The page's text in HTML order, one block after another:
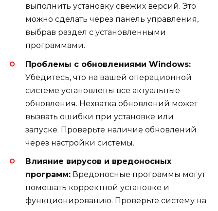
выполнить установку свежих версий. Это
можно сделать через панель управления,
выбрав раздел с установленными
программами.
Проблемы с обновлениями Windows:
Убедитесь, что на вашей операционной
системе установлены все актуальные
обновления. Нехватка обновлений может
вызвать ошибки при установке или
запуске. Проверьте наличие обновлений
через настройки системы.
Влияние вирусов и вредоносных
программ: Вредоносные программы могут
помешать корректной установке и
функционированию. Проверьте систему на